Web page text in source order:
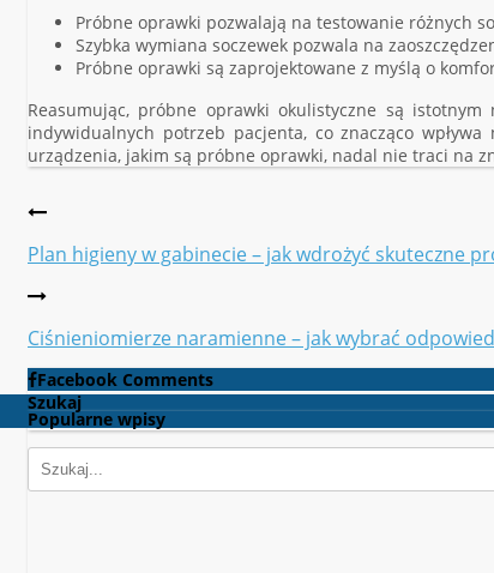
Próbne oprawki pozwalają na testowanie różnych
Szybka wymiana soczewek pozwala na
Próbne oprawki są zaprojektowane z myślą o
Reasumując, próbne oprawki okulistyczne są
indywidualnych potrzeb pacjenta, co znacząco
urządzenia, jakim są próbne oprawki, nadal nie traci na
Plan higieny w gabinecie – jak wdrożyć skuteczne
Ciśnieniomierze naramienne – jak wybrać
Facebook Comments
Szukaj
Popularne wpisy